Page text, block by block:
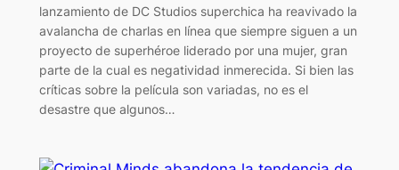
lanzamiento de DC Studios superchica ha reavivado la
avalancha de charlas en línea que siempre siguen a un
proyecto de superhéroe liderado por una mujer, gran
parte de la cual es negatividad inmerecida. Si bien las
críticas sobre la película son variadas, no es el
desastre que algunos…